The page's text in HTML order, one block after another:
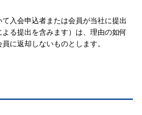
入会申込者または会員が当社に提出
る提出を含みます）は、理由の如何
に返却しないものとします。